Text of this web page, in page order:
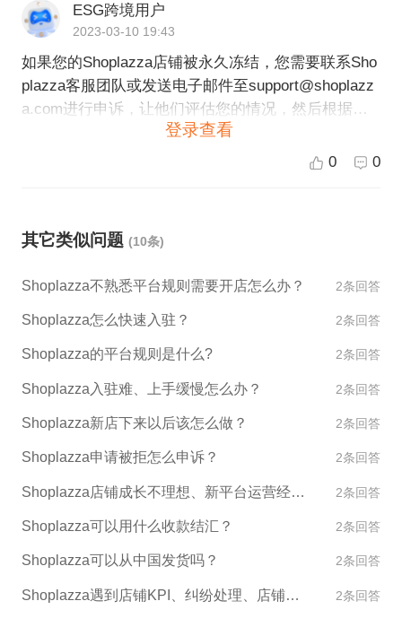
材料，并耐心等待Shoplazza客服人员的处理。请注
意，解冻过程可能比较耗时，您需要保持耐心，并随
时保持联系，以便及时跟进回复。 总之，如果您的Sh
oplazza店铺被永久冻结，请及时联系Shoplazza客服
解决，以免影响您的业务和品牌形象。
ESG跨境用户
2023-03-10 19:43
如果您的Shoplazza店铺被永久冻结，您需要联系Sho
plazza客服团队或发送电子邮件至support@shoplazz
a.com进行申诉，让他们评估您的情况，然后根据他
们的决定采取适当的解决方案。 在申诉时，您需要提
供尽可能多的信息来证明您的实际情况和诚意，以增
登录查看
0 0
其它类似问题 (10条)
Shoplazza不熟悉平台规则需要开店怎么办？ 2条回答
Shoplazza怎么快速入驻？ 2条回答
Shoplazza的平台规则是什么? 2条回答
Shoplazza入驻难、上手缓慢怎么办？ 2条回答
Shoplazza新店下来以后该怎么做？ 2条回答
Shoplazza申请被拒怎么申诉？ 2条回答
Shoplazza店铺成长不理想、新平台运营经验不足怎么办？ 2条回答
Shoplazza可以用什么收款结汇？ 2条回答
Shoplazza可以从中国发货吗？ 2条回答
Shoplazza遇到店铺KPI、纠纷处理、店铺异常如何处理？ 2条回答